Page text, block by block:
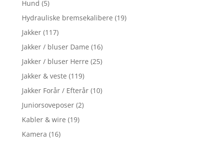
Hund (5)
Hydrauliske bremsekalibere (19)
Jakker (117)
Jakker / bluser Dame (16)
Jakker / bluser Herre (25)
Jakker & veste (119)
Jakker Forår / Efterår (10)
Juniorsoveposer (2)
Kabler & wire (19)
Kamera (16)